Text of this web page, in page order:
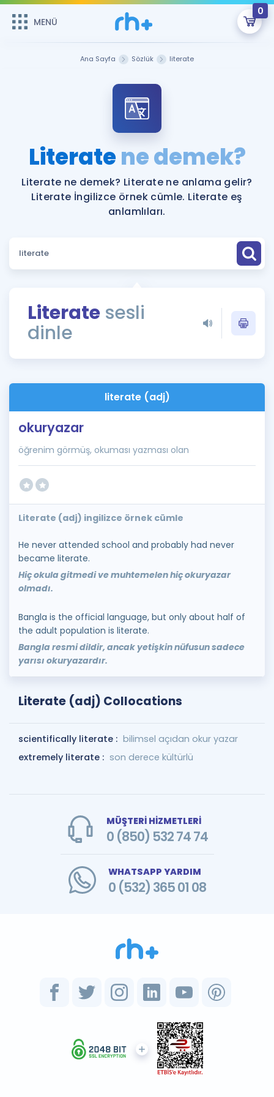
MENÜ
0
ÜYE DEĞİLİM
Sepetin Şu An Boş.
Remzi Hoca ile seni sınava hazırlayacak onlarca eğitim seni
bekliyor!
MENÜ
Faydalı Araçlar
Sözlük
Rehberlik Aracı
ÖSYM Sınav Takvimi
İngilizce Gramer
Hakkımızda
Ana Sayfa Sözlük literate
Literatene demek?
Literate ne demek? Literate ne anlama gelir?
Literate İngilizce örnek cümle. Literate eş
anlamlıları.
Literate sesli
dinle
literate (adj)
okuryazar
öğrenim görmüş, okuması yazması olan
Literate (adj) ingilizce örnek cümle
He never attended school and probably had never
became literate.
Hiç okula gitmedi ve muhtemelen hiç okuryazar
olmadı.
Bangla is the official language, but only about half of
the adult population is literate.
Bangla resmi dildir, ancak yetişkin nüfusun sadece
yarısı okuryazardır.
Literate (adj) Collocations
scientifically literate : bilimsel açıdan okur yazar
extremely literate : son derece kültürlü
MÜŞTERİ HİZMETLERİ
0 (850) 532 74 74
WHATSAPP YARDIM
0 (532) 365 01 08